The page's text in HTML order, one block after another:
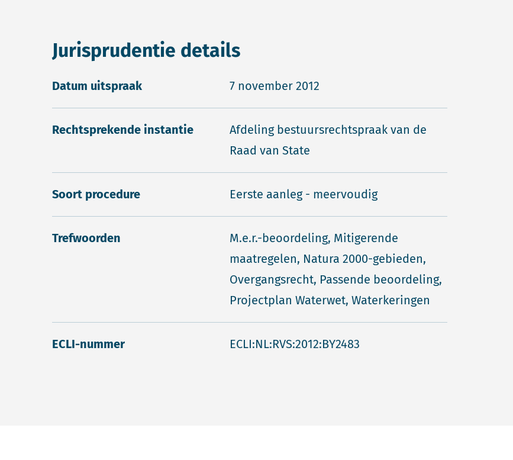
Jurisprudentie details
Datum uitspraak 7 november 2012
Rechtsprekende instantie
Afdeling bestuursrechtspraak van de
Raad van State
Soort procedure Eerste aanleg - meervoudig
Trefwoorden
M.e.r.-beoordeling, Mitigerende
maatregelen, Natura 2000-gebieden,
Overgangsrecht, Passende beoordeling,
Projectplan Waterwet, Waterkeringen
ECLI-nummer ECLI:NL:RVS:2012:BY2483